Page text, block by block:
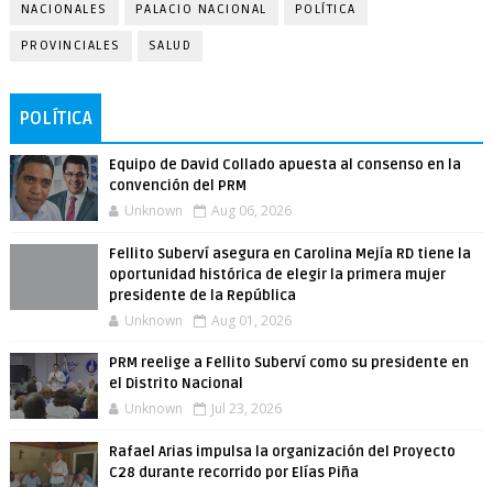
NACIONALES PALACIO NACIONAL POLÍTICA
PROVINCIALES SALUD
POLÍTICA
Equipo de David Collado apuesta al consenso en la
convención del PRM
Unknown Aug 06, 2026
Fellito Suberví asegura en Carolina Mejía RD tiene la
oportunidad histórica de elegir la primera mujer
presidente de la República
Unknown Aug 01, 2026
PRM reelige a Fellito Suberví como su presidente en
el Distrito Nacional
Unknown Jul 23, 2026
Rafael Arias impulsa la organización del Proyecto
C28 durante recorrido por Elías Piña